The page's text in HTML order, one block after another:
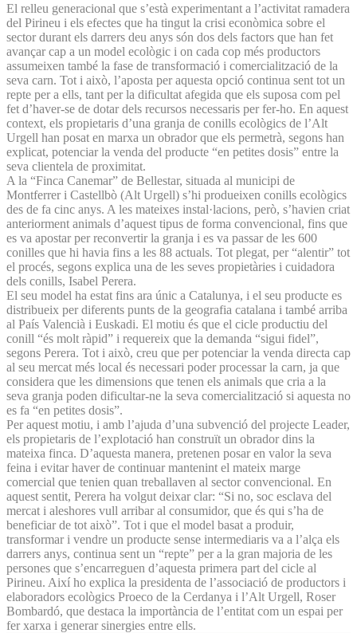
El relleu generacional que s’està experimentant a l’activitat ramadera
del Pirineu i els efectes que ha tingut la crisi econòmica sobre el
sector durant els darrers deu anys són dos dels factors que han fet
avançar cap a un model ecològic i on cada cop més productors
assumeixen també la fase de transformació i comercialització de la
seva carn. Tot i això, l’aposta per aquesta opció continua sent tot un
repte per a ells, tant per la dificultat afegida que els suposa com pel
fet d’haver-se de dotar dels recursos necessaris per fer-ho. En aquest
context, els propietaris d’una granja de conills ecològics de l’Alt
Urgell han posat en marxa un obrador que els permetrà, segons han
explicat, potenciar la venda del producte “en petites dosis” entre la
seva clientela de proximitat.
A la “Finca Canemar” de Bellestar, situada al municipi de
Montferrer i Castellbò (Alt Urgell) s’hi produeixen conills ecològics
des de fa cinc anys. A les mateixes instal·lacions, però, s’havien criat
anteriorment animals d’aquest tipus de forma convencional, fins que
es va apostar per reconvertir la granja i es va passar de les 600
conilles que hi havia fins a les 88 actuals. Tot plegat, per “alentir” tot
el procés, segons explica una de les seves propietàries i cuidadora
dels conills, Isabel Perera.
El seu model ha estat fins ara únic a Catalunya, i el seu producte es
distribueix per diferents punts de la geografia catalana i també arriba
al País Valencià i Euskadi. El motiu és que el cicle productiu del
conill “és molt ràpid” i requereix que la demanda “sigui fidel”,
segons Perera. Tot i això, creu que per potenciar la venda directa cap
al seu mercat més local és necessari poder processar la carn, ja que
considera que les dimensions que tenen els animals que cria a la
seva granja poden dificultar-ne la seva comercialització si aquesta no
es fa “en petites dosis”.
Per aquest motiu, i amb l’ajuda d’una subvenció del projecte Leader,
els propietaris de l’explotació han construït un obrador dins la
mateixa finca. D’aquesta manera, pretenen posar en valor la seva
feina i evitar haver de continuar mantenint el mateix marge
comercial que tenien quan treballaven al sector convencional. En
aquest sentit, Perera ha volgut deixar clar: “Si no, soc esclava del
mercat i aleshores vull arribar al consumidor, que és qui s’ha de
beneficiar de tot això”. Tot i que el model basat a produir,
transformar i vendre un producte sense intermediaris va a l’alça els
darrers anys, continua sent un “repte” per a la gran majoria de les
persones que s’encarreguen d’aquesta primera part del cicle al
Pirineu. Així ho explica la presidenta de l’associació de productors i
elaboradors ecològics Proeco de la Cerdanya i l’Alt Urgell, Roser
Bombardó, que destaca la importància de l’entitat com un espai per
fer xarxa i generar sinergies entre ells.